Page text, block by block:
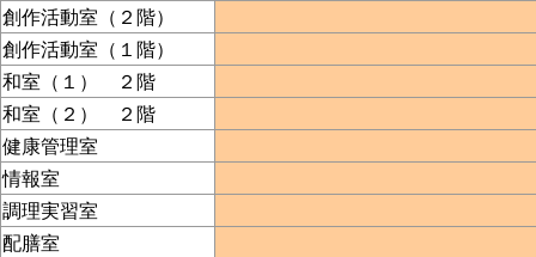
創作活動室（２階）
創作活動室（１階）
和室（１） ２階
和室（２） ２階
健康管理室
情報室
調理実習室
配膳室